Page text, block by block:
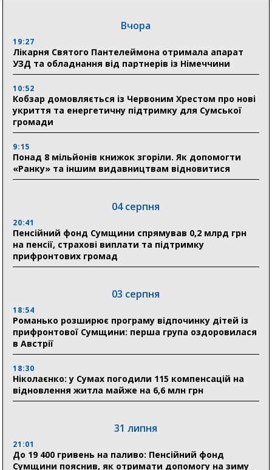
Вчора
19:27
Лікарня Святого Пантелеймона отримала апарат
УЗД та обладнання від партнерів із Німеччини
10:52
Кобзар домовляється із Червоним Хрестом про нові
укриття та енергетичну підтримку для Сумської
громади
9:15
Понад 8 мільйонів книжок згоріли. Як допомогти
«Ранку» та іншим видавництвам відновитися
04 серпня
20:41
Пенсійний фонд Сумщини спрямував 0,2 млрд грн
на пенсії, страхові виплати та підтримку
прифронтових громад
03 серпня
18:54
Романько розширює програму відпочинку дітей із
прифронтової Сумщини: перша група оздоровилася
в Австрії
18:30
Ніколаєнко: у Сумах погодили 115 компенсацій на
відновлення житла майже на 6,6 млн грн
31 липня
21:01
До 19 400 гривень на паливо: Пенсійний фонд
Сумщини пояснив, як отримати допомогу на зиму